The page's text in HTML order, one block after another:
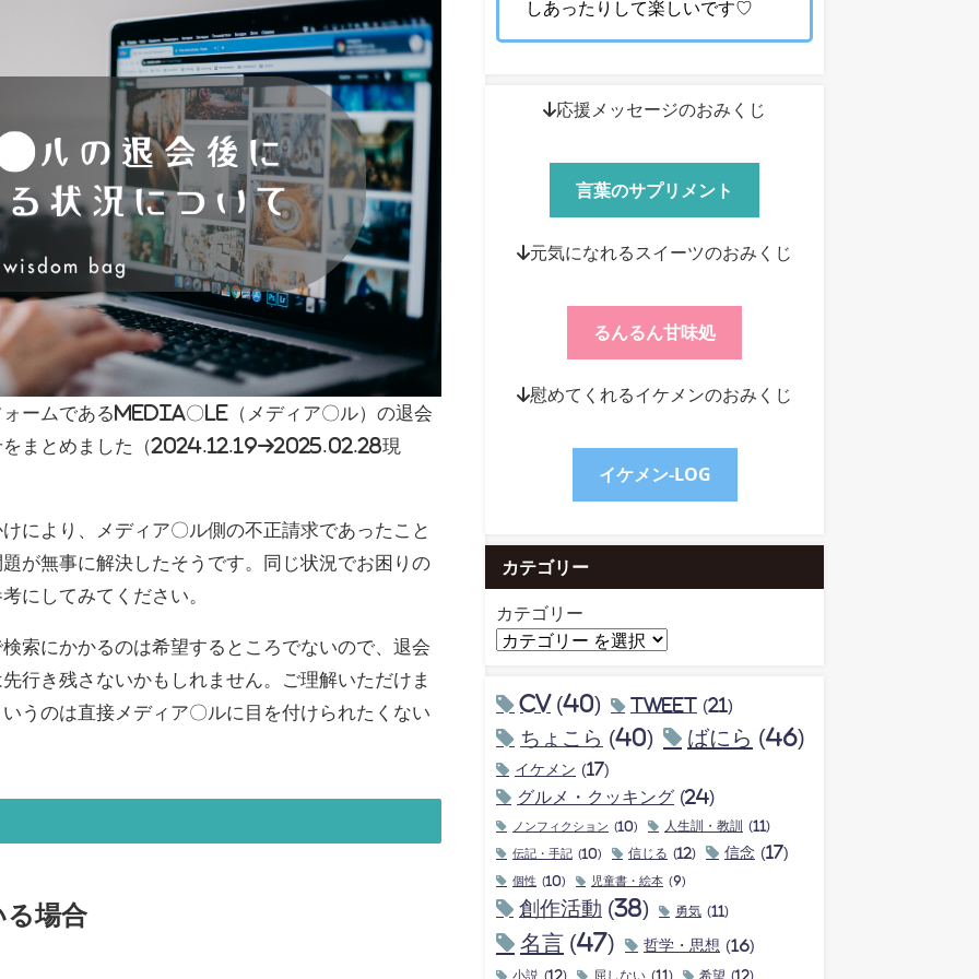
ォームであるmedia〇le（メディア〇ル）の退会
をまとめました（2024.12.19→2025.02.28現
により、メディア〇ル側の不正請求であったこと
が無事に解決したそうです。同じ状況でお困りの
にしてみてください。
索にかかるのは希望するところでないので、退会
行き残さないかもしれません。ご理解いただけま
うのは直接メディア〇ルに目を付けられたくない
る場合
しあったりして楽しいです♡
↓応援メッセージのおみくじ
言葉のサプリメント
↓元気になれるスイーツのおみくじ
るんるん甘味処
↓慰めてくれるイケメンのおみくじ
イケメン-LOG
カテゴリー
カテゴリー
CV (40) tweet (21)
ちょこら (40) ばにら (46)
イケメン (17)
グルメ・クッキング (24)
ノンフィクション (10) 人生訓・教訓 (11)
伝記・手記 (10) 信じる (12) 信念 (17)
個性 (10) 児童書・絵本 (9)
創作活動 (38) 勇気 (11)
名言 (47) 哲学・思想 (16)
小説 (12) 屈しない (11) 希望 (12)